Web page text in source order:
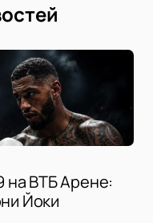
на ВТБ Арене:
Йоки